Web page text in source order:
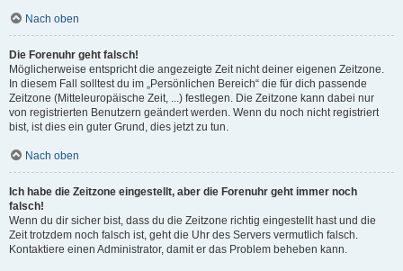
Nach oben
Die Forenuhr geht falsch!
Möglicherweise entspricht die angezeigte Zeit nicht deiner eigenen Zeitzone.
In diesem Fall solltest du im „Persönlichen Bereich“ die für dich passende
Zeitzone (Mitteleuropäische Zeit, ...) festlegen. Die Zeitzone kann dabei nur
von registrierten Benutzern geändert werden. Wenn du noch nicht registriert
bist, ist dies ein guter Grund, dies jetzt zu tun.
Nach oben
Ich habe die Zeitzone eingestellt, aber die Forenuhr geht immer noch
falsch!
Wenn du dir sicher bist, dass du die Zeitzone richtig eingestellt hast und die
Zeit trotzdem noch falsch ist, geht die Uhr des Servers vermutlich falsch.
Kontaktiere einen Administrator, damit er das Problem beheben kann.